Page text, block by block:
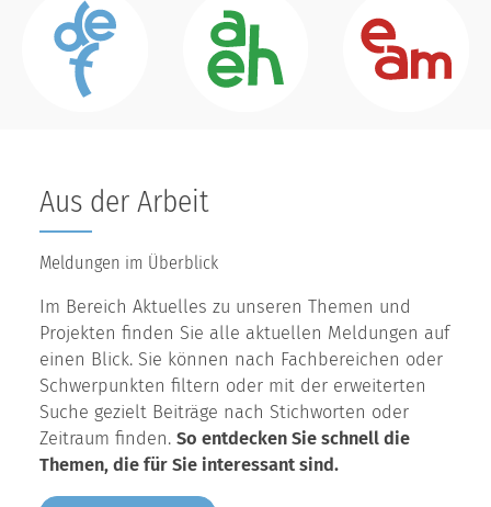
Aus der Arbeit
Meldungen im Überblick
Im Bereich Aktuelles zu unseren Themen und
Projekten finden Sie alle aktuellen Meldungen auf
einen Blick. Sie können nach Fachbereichen oder
Schwerpunkten filtern oder mit der erweiterten
Suche gezielt Beiträge nach Stichworten oder
Zeitraum finden. So entdecken Sie schnell die
Themen, die für Sie interessant sind.